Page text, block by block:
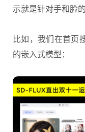
示就是针对手和脸
比如，我们在首页
的嵌入式模型：